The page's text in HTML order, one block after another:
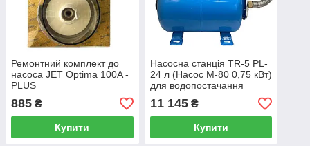
Ремонтний комплект до
насоса JET Optima 100A -
PLUS
885 ₴
Купити
Насосна станція TR-5 PL-
24 л (Насос M-80 0,75 кВт)
для водопостачання
11 145₴
Купити